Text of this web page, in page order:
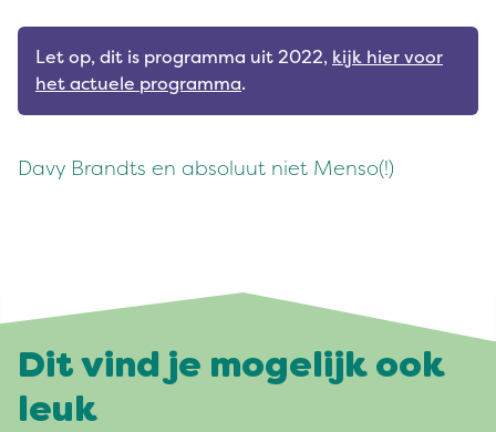
Let op, dit is programma uit 2022, kijk hier voor
het actuele programma.
Davy Brandts en absoluut niet Menso(!)
Dit vind je mogelijk ook
leuk